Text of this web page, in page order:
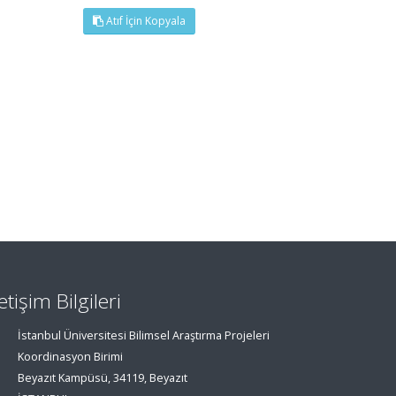
Atıf İçin Kopyala
Bilgileri
İstanbul Üniversitesi Bilimsel Araştırma Projeleri
Koordinasyon Birimi
Beyazıt Kampüsü, 34119, Beyazıt